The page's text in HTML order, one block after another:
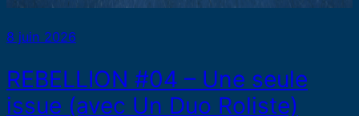
8 juin 2026
REBELLION #04 – Une seule
issue (avec Un Duo Roliste)